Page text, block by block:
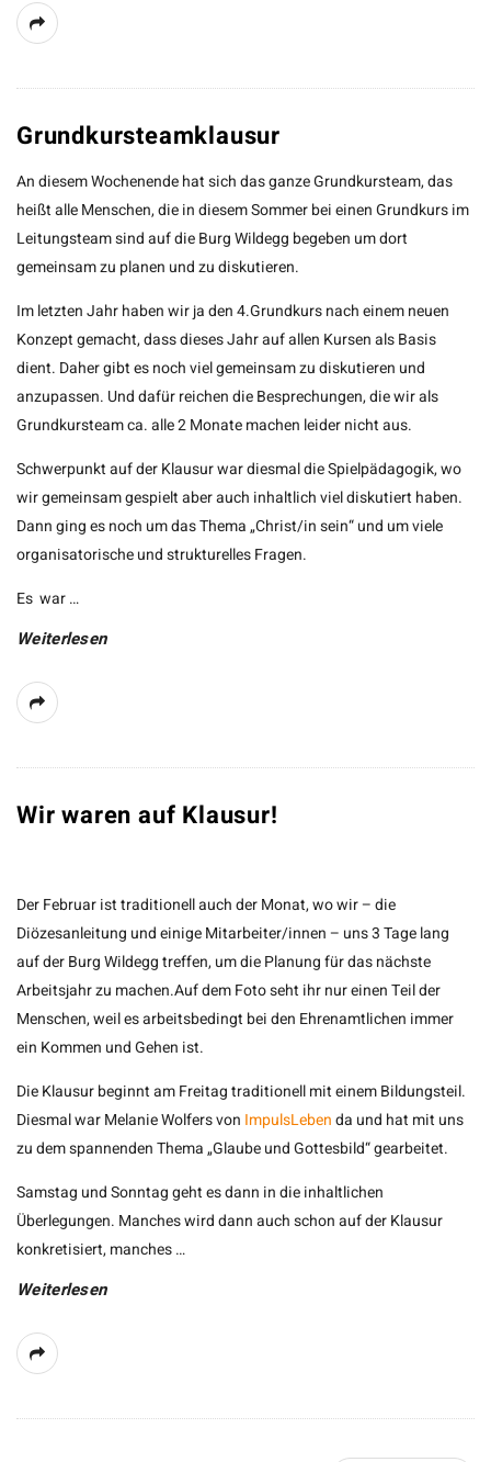
Grundkursteamklausur
An diesem Wochenende hat sich das ganze Grundkursteam, das
heißt alle Menschen, die in diesem Sommer bei einen Grundkurs im
Leitungsteam sind auf die Burg Wildegg begeben um dort
gemeinsam zu planen und zu diskutieren.
Im letzten Jahr haben wir ja den 4.Grundkurs nach einem neuen
Konzept gemacht, dass dieses Jahr auf allen Kursen als Basis
dient. Daher gibt es noch viel gemeinsam zu diskutieren und
anzupassen. Und dafür reichen die Besprechungen, die wir als
Grundkursteam ca. alle 2 Monate machen leider nicht aus.
Schwerpunkt auf der Klausur war diesmal die Spielpädagogik, wo
wir gemeinsam gespielt aber auch inhaltlich viel diskutiert haben.
Dann ging es noch um das Thema „Christ/in sein“ und um viele
organisatorische und strukturelles Fragen.
Es war…
Weiterlesen
Wir waren auf Klausur!
Der Februar ist traditionell auch der Monat, wo wir – die
Diözesanleitung und einige Mitarbeiter/innen – uns 3 Tage lang
auf der Burg Wildegg treffen, um die Planung für das nächste
Arbeitsjahr zu machen.Auf dem Foto seht ihr nur einen Teil der
Menschen, weil es arbeitsbedingt bei den Ehrenamtlichen immer
ein Kommen und Gehen ist.
Die Klausur beginnt am Freitag traditionell mit einem Bildungsteil.
Diesmal war Melanie Wolfers von ImpulsLebenda und hat mit uns
zu dem spannenden Thema „Glaube und Gottesbild“ gearbeitet.
Samstag und Sonntag geht es dann in die inhaltlichen
Überlegungen. Manches wird dann auch schon auf der Klausur
konkretisiert, manches…
Weiterlesen